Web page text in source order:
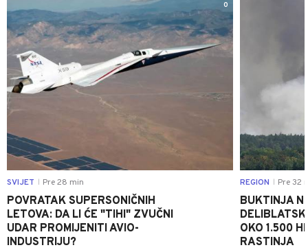
0
SVIJET Pre 28 min
POVRATAK SUPERSONIČNIH
LETOVA: DA LI ĆE "TIHI" ZVUČNI
UDAR PROMIJENITI AVIO-
INDUSTRIJU?
REGION Pre 32
BUKTINJA
OKO 1.500
RASTINJA